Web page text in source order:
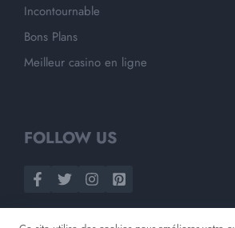
Incontournable
Bons Plans
Meilleur casino en ligne
FOLLOW US